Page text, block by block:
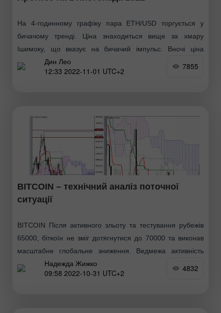
На 4-годинному графіку пара ETH/USD торгується у
бичачому тренді. Ціна знаходиться вище за хмару
Ішимоку, що вказує на бичачий імпульс. Вночі ціна
набрала низхідний імпульс, і нині рухається вздовж 1-го
Дин Лео
12:33 2022-11-01 UTC+2
7855
BITCOIN – технічний аналіз поточної
ситуації
BITCOIN Після активного зльоту та тестування рубежів
65000, біткоїн не зміг дотягнутися до 70000 та виконав
масштабне глобальне зниження. Ведмежа активність
зуміла розгорнути тенденції – змінено хрести Ішимоку на
тижневому
Надежда Жижко
09:58 2022-10-31 UTC+2
4832